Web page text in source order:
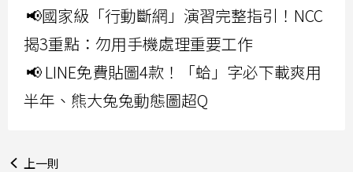
📢國家級「行動斷網」演習完整指引！NCC
揭3重點：勿用手機處理重要工作
📢 LINE免費貼圖4款！「蛤」字必下載爽用
半年、熊大兔兔動態圖超Q
上一則